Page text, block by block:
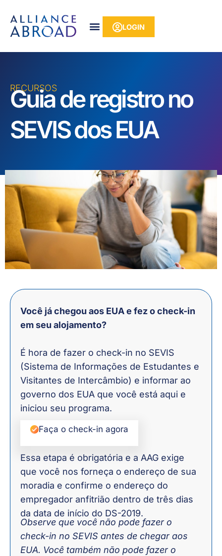
conteúdo
para
LOGIN
RECURSOS
Guia de registro no
SEVIS dos EUA
Você já chegou aos EUA e fez o check-in
em seu alojamento?
É hora de fazer o check-in no SEVIS
(Sistema de Informações de Estudantes e
Visitantes de Intercâmbio) e informar ao
governo dos EUA que você está aqui e
iniciou seu programa.
Faça o check-in agora
Essa etapa é obrigatória e a AAG exige
que você nos forneça o endereço de sua
moradia e confirme o endereço do
empregador anfitrião dentro de três dias
da data de início do DS-2019.
Observe que você não pode fazer o
check-in no SEVIS antes de chegar aos
EUA. Você também não pode fazer o